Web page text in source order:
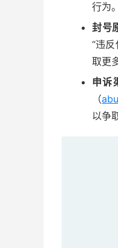
行为。
封号
“违
取更
申诉
（
以争